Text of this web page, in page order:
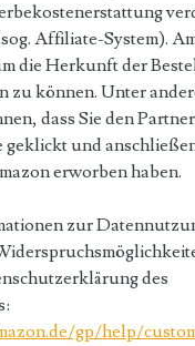
Affiliate-System).
die Herkunft der
zu können. Unter
dass Sie den
geklickt und
erworben haben.
zur
des
gp/help/